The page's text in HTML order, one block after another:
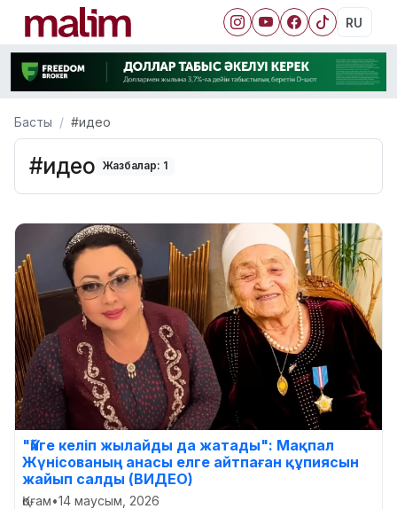
RU
Басты #идео
#идео Жазбалар: 1
"Үйге келіп жылайды да жатады": Мақпал
Жүнісованың анасы елге айтпаған құпиясын
жайып салды (ВИДЕО)
Қоғам•14 маусым, 2026